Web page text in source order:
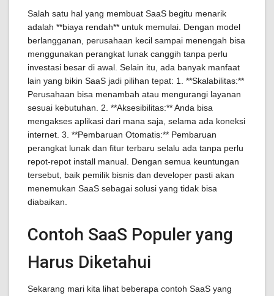
Salah satu hal yang membuat SaaS begitu menarik
adalah **biaya rendah** untuk memulai. Dengan model
berlangganan, perusahaan kecil sampai menengah bisa
menggunakan perangkat lunak canggih tanpa perlu
investasi besar di awal. Selain itu, ada banyak manfaat
lain yang bikin SaaS jadi pilihan tepat: 1. **Skalabilitas:**
Perusahaan bisa menambah atau mengurangi layanan
sesuai kebutuhan. 2. **Aksesibilitas:** Anda bisa
mengakses aplikasi dari mana saja, selama ada koneksi
internet. 3. **Pembaruan Otomatis:** Pembaruan
perangkat lunak dan fitur terbaru selalu ada tanpa perlu
repot-repot install manual. Dengan semua keuntungan
tersebut, baik pemilik bisnis dan developer pasti akan
menemukan SaaS sebagai solusi yang tidak bisa
diabaikan.
Contoh SaaS Populer yang
Harus Diketahui
Sekarang mari kita lihat beberapa contoh SaaS yang